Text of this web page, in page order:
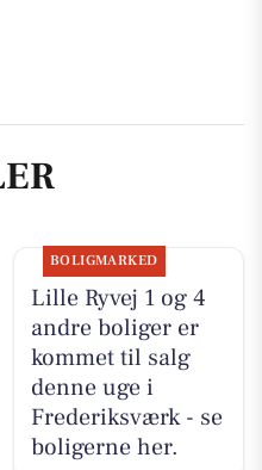
BOLIGMARKED
Lille Ryvej 1 og 4
andre boliger er
kommet til salg
denne uge i
Frederiksværk - se
boligerne her.